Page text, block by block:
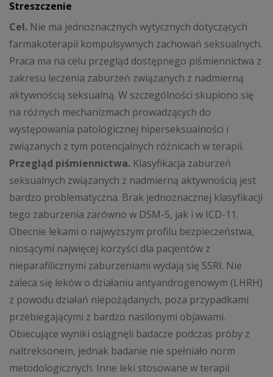
Streszczenie
Cel. Nie ma jednoznacznych wytycznych dotyczących
farmakoterapii kompulsywnych zachowań seksualnych.
Praca ma na celu przegląd dostępnego piśmiennictwa z
zakresu leczenia zaburzeń związanych z nadmierną
aktywnością seksualną. W szczególności skupiono się
na różnych mechanizmach prowadzących do
występowania patologicznej hiperseksualności i
związanych z tym potencjalnych różnicach w terapii.
Przegląd piśmiennictwa. Klasyfikacja zaburzeń
seksualnych związanych z nadmierną aktywnością jest
bardzo problematyczna. Brak jednoznacznej klasyfikacji
tego zaburzenia zarówno w DSM-5, jak i w ICD-11.
Obecnie lekami o najwyższym profilu bezpieczeństwa,
niosącymi najwięcej korzyści dla pacjentów z
nieparafilicznymi zaburzeniami wydają się SSRI. Nie
zaleca się leków o działaniu antyandrogenowym (LHRH)
z powodu działań niepożądanych, poza przypadkami
przebiegającymi z bardzo nasilonymi objawami.
Obiecujące wyniki osiągnęli badacze podczas próby z
naltreksonem, jednak badanie nie spełniało norm
metodologicznych. Inne leki stosowane w terapii